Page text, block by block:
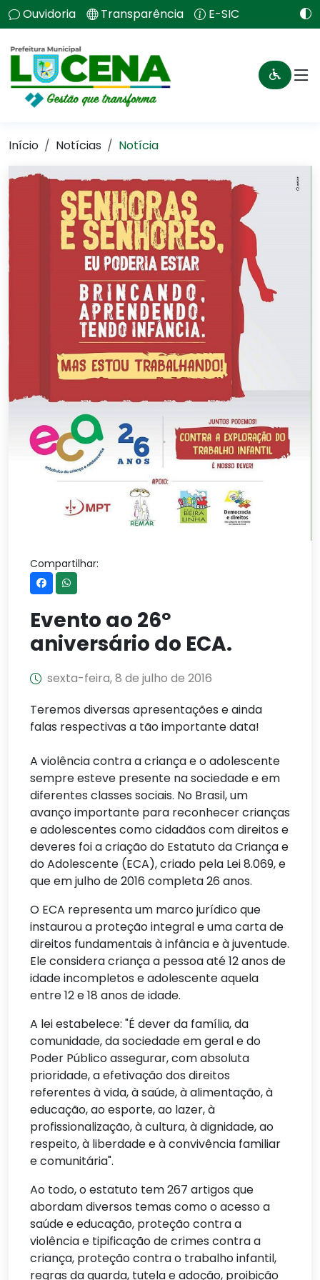
Ouvidoria Transparência E-SIC
Início Notícias Notícia
Compartilhar:
Evento ao 26º
aniversário do ECA.
sexta-feira, 8 de julho de 2016
Teremos diversas apresentações e ainda
falas respectivas a tão importante data!
A violência contra a criança e o adolescente
sempre esteve presente na sociedade e em
diferentes classes sociais. No Brasil, um
avanço importante para reconhecer crianças
e adolescentes como cidadãos com direitos e
deveres foi a criação do Estatuto da Criança e
do Adolescente (ECA), criado pela Lei 8.069, e
que em julho de 2016 completa 26 anos.
O ECA representa um marco jurídico que
instaurou a proteção integral e uma carta de
direitos fundamentais à infância e à juventude.
Ele considera criança a pessoa até 12 anos de
idade incompletos e adolescente aquela
entre 12 e 18 anos de idade.
A lei estabelece: "É dever da família, da
comunidade, da sociedade em geral e do
Poder Público assegurar, com absoluta
prioridade, a efetivação dos direitos
referentes à vida, à saúde, à alimentação, à
educação, ao esporte, ao lazer, à
profissionalização, à cultura, à dignidade, ao
respeito, à liberdade e à convivência familiar
e comunitária".
Ao todo, o estatuto tem 267 artigos que
abordam diversos temas como o acesso a
saúde e educação, proteção contra a
violência e tipificação de crimes contra a
criança, proteção contra o trabalho infantil,
regras da guarda, tutela e adoção, proibição